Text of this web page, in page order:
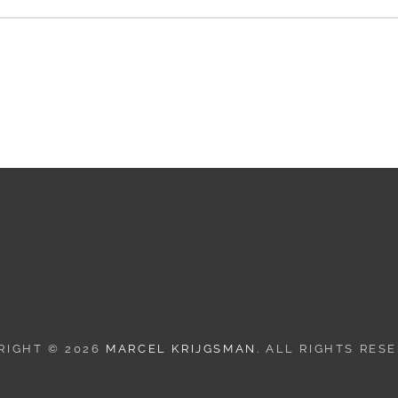
© 2026 MARCEL KRIJGSMAN . ALL RIGHTS